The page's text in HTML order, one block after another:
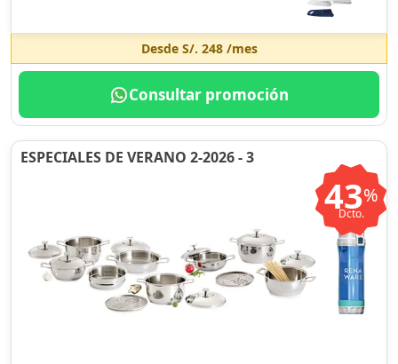
Desde S/. 248/mes
Consultar promoción
ESPECIALES DE VERANO 2-2026 - 3
43%
Dcto.